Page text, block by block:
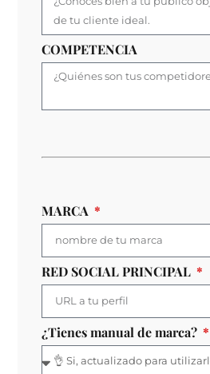
COMPETENCIA
MARCA
RED SOCIAL PRINCIPAL
¿Tienes manual de marca?